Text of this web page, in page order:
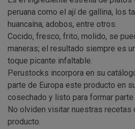
peruana como el ají de gallina, los
huancaína, adobos, entre otros.
Cocido, fresco, frito, molido, se
maneras; el resultado siempre es
toque picante infaltable.
Perustocks incorpora en su
parte de Europa este producto en
cosechado y listo para formar
No olviden visitar nuestras recetas
producto.
COMUNICACIONES
Tfno: 977 270399 -
Sábado: Mañana 10,00 a
Información
adicional:
Puede consultar
final de este
Para comunicarse con
detallamos a continuación:
Tfno: 977 270399 -
Sábado: Mañana
Email:
Dirección postal:
postal se encuentra la
Todas las notificaciones y
eficaces, a todos los
anteriormente.
MODIFICACION O ANULACION
DESISTIMIENTO DE LA